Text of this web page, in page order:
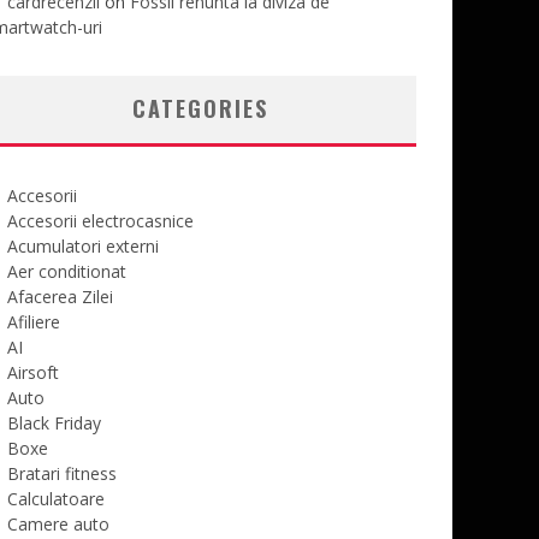
uri
CATEGORIES
Accesorii
Accesorii electrocasnice
Acumulatori externi
Aer conditionat
Afacerea Zilei
Afiliere
AI
Airsoft
Auto
Black Friday
Boxe
Bratari fitness
Calculatoare
Camere auto